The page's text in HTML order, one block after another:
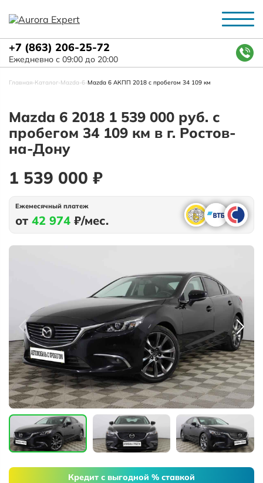
+7 (863) 206-25-72
Ежедневно с 09:00 до 20:00
Главная-Каталог-Mazda-6-Mazda 6 АКПП 2018 с пробегом 34 109 км
Mazda 6 2018 1 539 000 руб. с
пробегом 34 109 км в г. Ростов-
на-Дону
1 539 000 ₽
Ежемесячный платеж
от 42 974 ₽/мес.
Кредит с выгодной % ставкой